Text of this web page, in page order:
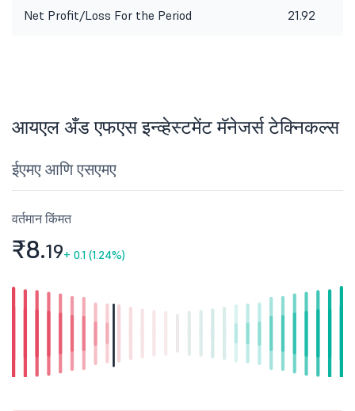
Net Profit/Loss For the Period 21.92
आयएल अँड एफएस इन्व्हेस्टमेंट मॅनेजर्स टेक्निकल्स
ईएमए आणि एसएमए
वर्तमान किंमत
₹8.19+ 0.1 (1.24%)